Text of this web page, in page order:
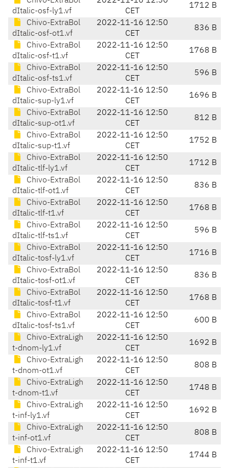
dItalic-osf-ly1.vf
CET
1712 B
Chivo-ExtraBol
dItalic-osf-ot1.vf
2022-11-16 12:50
CET
836 B
Chivo-ExtraBol
dItalic-osf-t1.vf
2022-11-16 12:50
CET
1768 B
Chivo-ExtraBol
dItalic-osf-ts1.vf
2022-11-16 12:50
CET
596 B
Chivo-ExtraBol
dItalic-sup-ly1.vf
2022-11-16 12:50
CET
1696 B
Chivo-ExtraBol
dItalic-sup-ot1.vf
2022-11-16 12:50
CET
812 B
Chivo-ExtraBol
dItalic-sup-t1.vf
2022-11-16 12:50
CET
1752 B
Chivo-ExtraBol
dItalic-tlf-ly1.vf
2022-11-16 12:50
CET
1712 B
Chivo-ExtraBol
dItalic-tlf-ot1.vf
2022-11-16 12:50
CET
836 B
Chivo-ExtraBol
dItalic-tlf-t1.vf
2022-11-16 12:50
CET
1768 B
Chivo-ExtraBol
dItalic-tlf-ts1.vf
2022-11-16 12:50
CET
596 B
Chivo-ExtraBol
dItalic-tosf-ly1.vf
2022-11-16 12:50
CET
1716 B
Chivo-ExtraBol
dItalic-tosf-ot1.vf
2022-11-16 12:50
CET
836 B
Chivo-ExtraBol
dItalic-tosf-t1.vf
2022-11-16 12:50
CET
1768 B
Chivo-ExtraBol
dItalic-tosf-ts1.vf
2022-11-16 12:50
CET
600 B
Chivo-ExtraLigh
t-dnom-ly1.vf
2022-11-16 12:50
CET
1692 B
Chivo-ExtraLigh
t-dnom-ot1.vf
2022-11-16 12:50
CET
808 B
Chivo-ExtraLigh
t-dnom-t1.vf
2022-11-16 12:50
CET
1748 B
Chivo-ExtraLigh
t-inf-ly1.vf
2022-11-16 12:50
CET
1692 B
Chivo-ExtraLigh
t-inf-ot1.vf
2022-11-16 12:50
CET
808 B
Chivo-ExtraLigh
t-inf-t1.vf
2022-11-16 12:50
CET
1744 B